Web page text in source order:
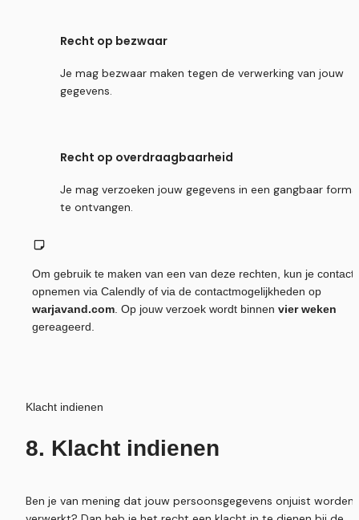
Recht op bezwaar
Je mag bezwaar maken tegen de verwerking van jouw
gegevens.
Recht op overdraagbaarheid
Je mag verzoeken jouw gegevens in een gangbaar
te ontvangen.
Om gebruik te maken van een van deze rechten, kun je contact
warjavand.com . Op jouw verzoek wordt binnen vier weken
gereageerd.
Klacht indienen
8. Klacht indienen
Ben je van mening dat jouw persoonsgegevens onjuist worden